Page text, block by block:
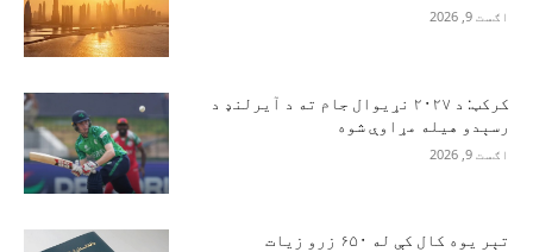
اګست 9, 2026
کرکټ: د ۲۰۲۷ نړیوال جام ته د آیرلنډ د
رسېدو هیله مړاوې شوه
اګست 9, 2026
تېر یوه کال کې له ۶۵۰ زرو زیات